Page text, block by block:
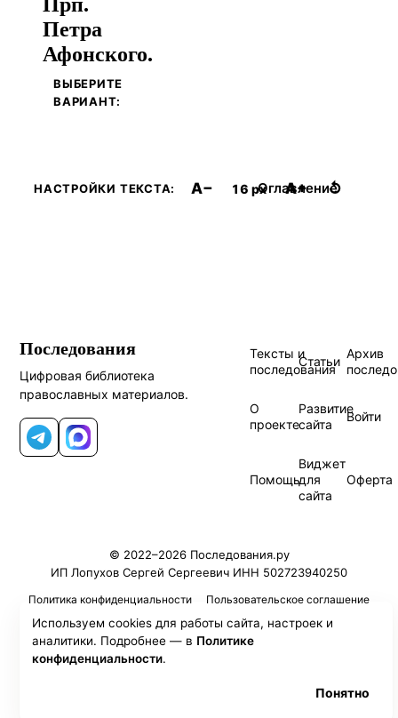
Петра
Афонского.
ВЫБЕРИТЕ
ВАРИАНТ:
НАСТРОЙКИ ТЕКСТА: A− 16 px A+ ↺
Оглавление
Последования
Цифровая библиотека
православных материалов.
Telegram
MAX
Тексты и
последования
Статьи
Архив
О
проекте
Развитие
сайта
Войти
Помощь
Виджет
для
сайта
Оферта
© 2022–2026 Последования.ру
ИП Лопухов Сергей Сергеевич ИНН 502723940250
Политика конфиденциальности Пользовательское соглашение
Используем cookies для работы сайта, настроек и
аналитики. Подробнее — в Политике
конфиденциальности.
Понятно